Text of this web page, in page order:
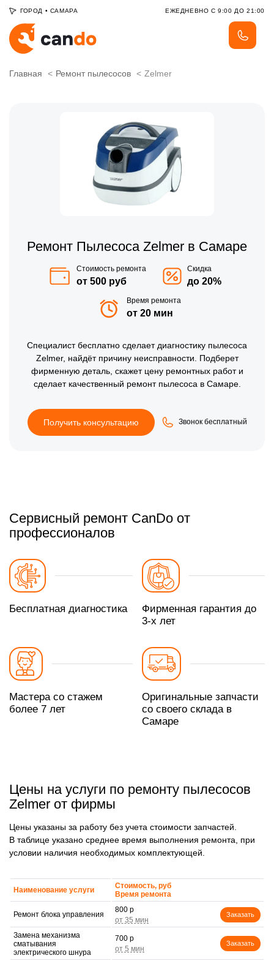
ГОРОД • САМАРА ЕЖЕДНЕВНО С 9:00 ДО 21:00
Главная Ремонт пылесосов Zelmer
Ремонт Пылесоса Zelmer в Самаре
Стоимость ремонта
от 500 руб
Скидка
до 20%
Время ремонта
от 20 мин
Специалист бесплатно сделает диагностику пылесоса
Zelmer, найдёт причину неисправности. Подберет
фирменную деталь, скажет цену ремонтных работ и
сделает качественный ремонт пылесоса в Самаре.
Получить консультацию Звонок бесплатный
Сервисный ремонт CanDo от
профессионалов
Бесплатная диагностика
Фирменная гарантия до
3-х лет
Мастера со стажем
более 7 лет
Оригинальные запчасти
со своего склада в
Самаре
Цены на услуги по ремонту пылесосов
Zelmer от фирмы
Цены указаны за работу без учета стоимости запчастей.
В таблице указано среднее время выполнения ремонта, при
условии наличия необходимых комплектующей.
Наименование услуги
Стоимость, руб
Время ремонта
Ремонт блока управления
800 р
Заказать
Замена механизма
сматывания
электрического шнура
700 р
Заказать